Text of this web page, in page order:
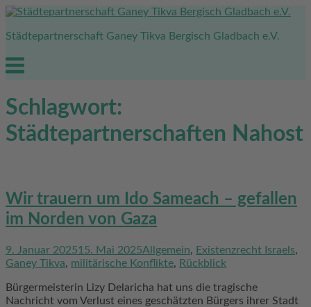
Skip
content
Städtepartnerschaft Ganey Tikva Bergisch Gladbach e.V.
Menu
Schlagwort:
Städtepartnerschaften Nahost
Wir trauern um Ido Sameach – gefallen
im Norden von Gaza
9. Januar 202515. Mai 2025Allgemein, Existenzrecht Israels,
Ganey Tikva, militärische Konflikte, Rückblick
Bürgermeisterin Lizy Delaricha hat uns die tragische
Nachricht vom Verlust eines geschätzten Bürgers ihrer Stadt